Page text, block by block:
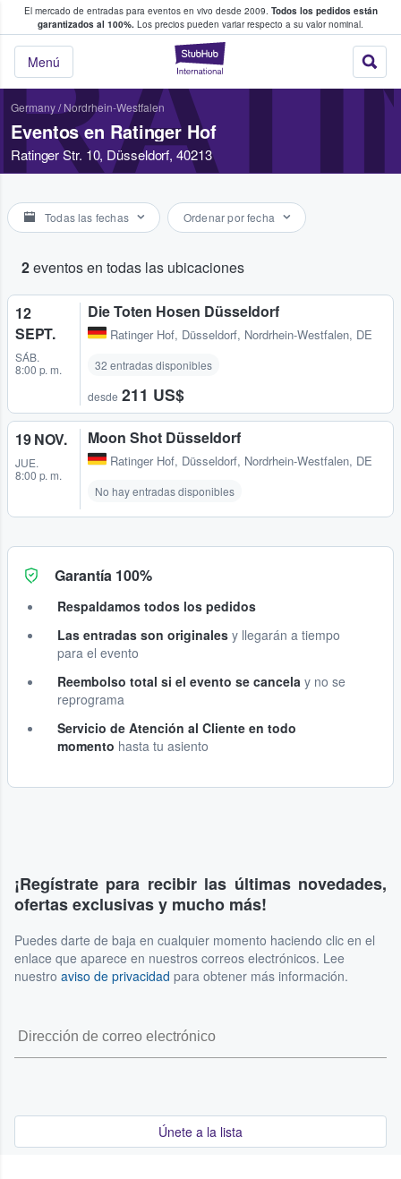
El mercado de entradas para eventos en vivo desde 2009. Todos los pedidos están
garantizados al 100%. Los precios pueden variar respecto a su valor nominal.
StubHub:
Menú
y venta de entradas entre fans
Germany/ Nordrhein-Westfalen
Eventos en Ratinger Hof
Ratinger Str. 10, Düsseldorf, 40213
Todas las fechas Ordenar por fecha
2eventos en todas las ubicaciones
12
SEPT.
SÁB.
8:00 p. m.
Die Toten Hosen Düsseldorf
Ratinger Hof, Düsseldorf, Nordrhein-Westfalen, DE
32 entradas disponibles
desde 211 US$
19 NOV.
JUE.
8:00 p. m.
Moon Shot Düsseldorf
Ratinger Hof, Düsseldorf, Nordrhein-Westfalen, DE
No hay entradas disponibles
Garantía 100%
Respaldamos todos los pedidos
Las entradas son originales y llegarán a tiempo
para el evento
Reembolso total si el evento se cancela y no se
reprograma
Servicio de Atención al Cliente en todo
momento hasta tu asiento
¡Regístrate para recibir las últimas novedades,
ofertas exclusivas y mucho más!
Puedes darte de baja en cualquier momento haciendo clic en el
enlace que aparece en nuestros correos electrónicos. Lee
nuestro aviso de privacidad para obtener más información.
Únete a la lista